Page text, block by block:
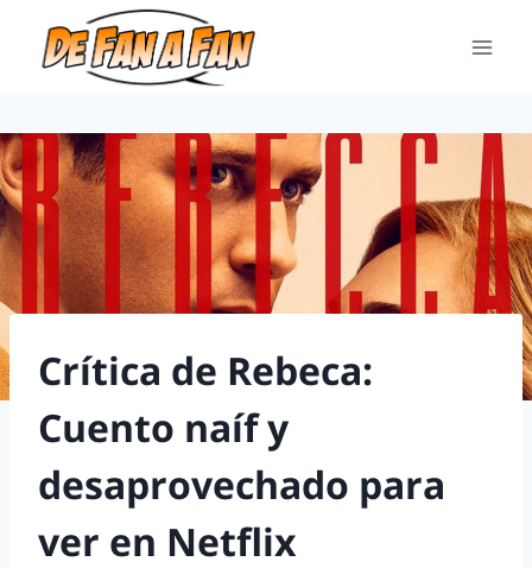
Crítica de Rebeca:
Cuento naíf y
desaprovechado para
ver en Netflix